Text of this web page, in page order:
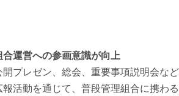
運営への参画意識が向上
プレゼン、総会、重要事項説明会など
活動を通じて、普段管理組合に携わる